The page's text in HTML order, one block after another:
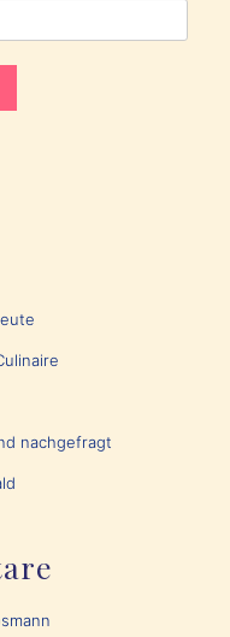
nachgefragt